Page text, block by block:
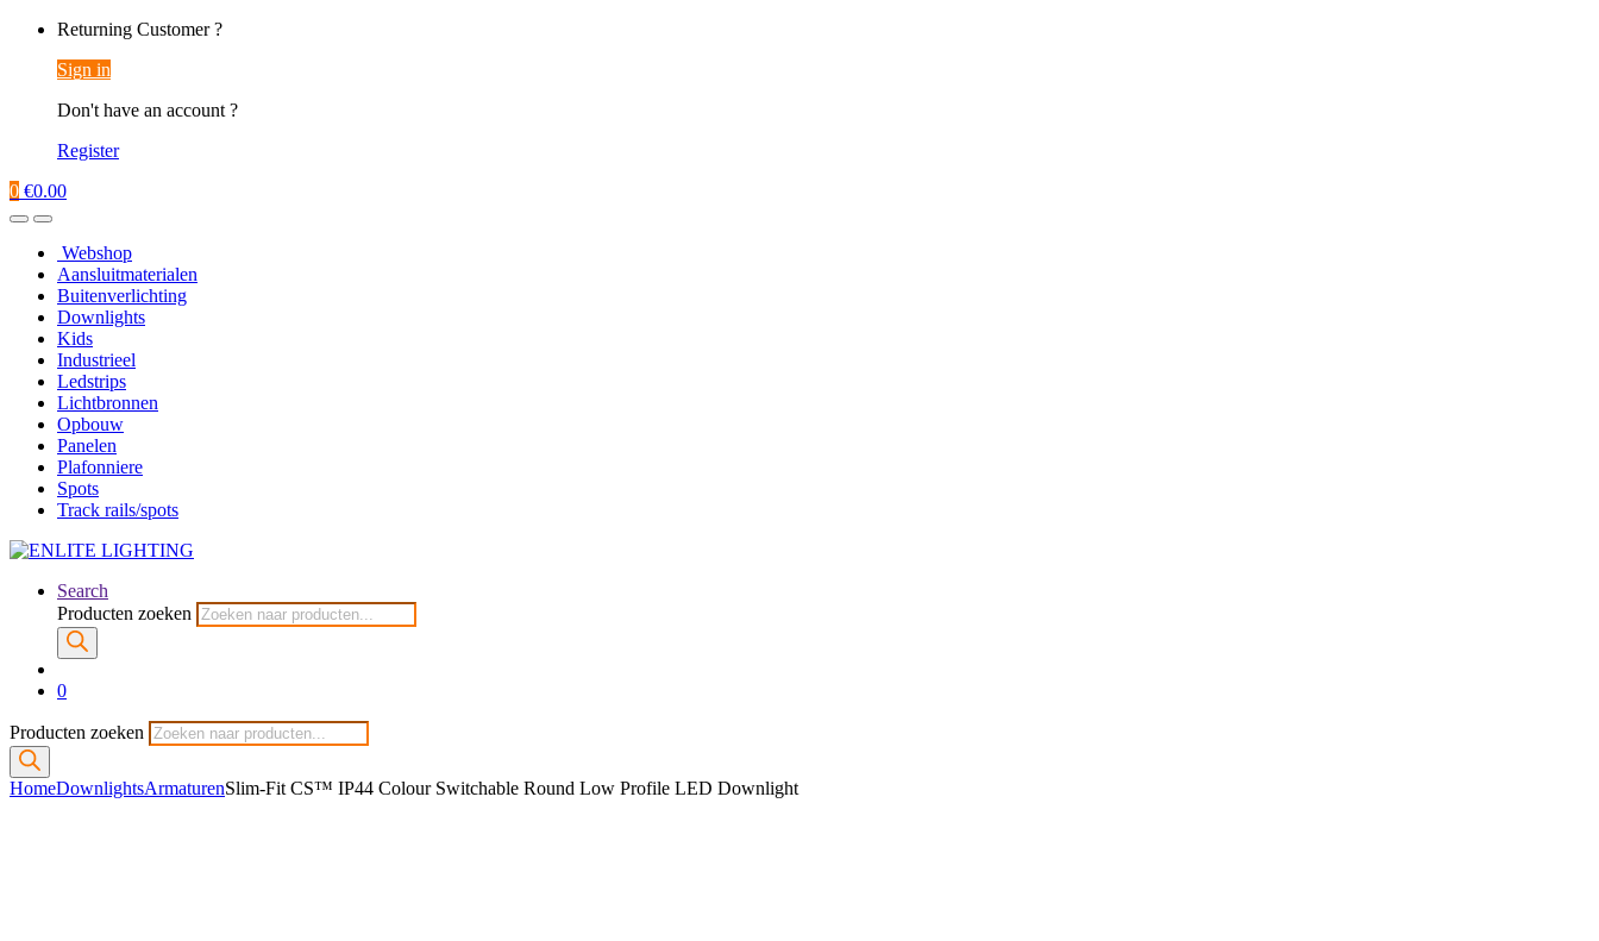
Returning Customer ?
Sign in
Don't have an account ?
Register
0 €0.00
Webshop
Aansluitmaterialen
Buitenverlichting
Downlights
Kids
Industrieel
Ledstrips
Lichtbronnen
Opbouw
Panelen
Plafonniere
Spots
Track rails/spots
Search
Producten zoeken
0
Producten zoeken
HomeDownlightsArmaturenSlim-Fit CS™ IP44 Colour Switchable Round Low Profile LED Downlight